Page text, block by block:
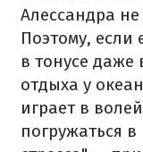
Алессандра
Поэтому, если
в тонусе даже
отдыха у
играет в
погружаться